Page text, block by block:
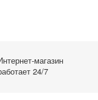
магазин
24/7